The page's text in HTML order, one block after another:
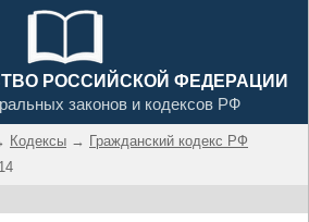
РОССИЙСКОЙ ФЕДЕРАЦИИ
законов и кодексов РФ
Кодексы → Гражданский кодекс РФ